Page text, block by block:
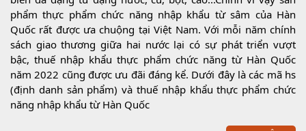
phẩm thực phẩm chức năng nhập khẩu từ sâm của Hàn
Quốc rất được ưa chuộng tại Việt Nam. Với mỗi năm chính
sách giao thương giữa hai nước lại có sự phát triển vượt
bậc, thuế nhập khẩu thực phẩm chức năng từ Hàn Quốc
năm 2022 cũng được ưu đãi đáng kể. Dưới đây là các mã hs
(định danh sản phẩm) và thuế nhập khẩu thực phẩm chức
năng nhập khẩu từ Hàn Quốc